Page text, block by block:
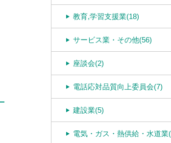
教育,学習支援業(18)
サービス業・その他(56)
座談会(2)
電話応対品質向上委員会(7)
建設業(5)
電気・ガス・熱供給・水道業